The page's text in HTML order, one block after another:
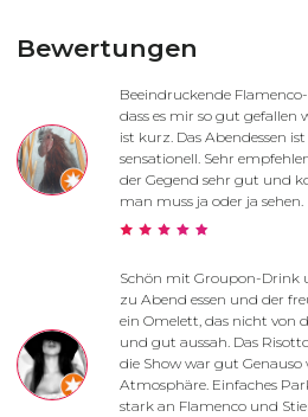
Bewertungen
Beeindruckende
dass es mir so gut gefallen
ist kurz. Das Abendessen
sensationell. Sehr
der Gegend sehr gut und
man muss ja oder ja sehen.
Schön mit Groupon-Drink
zu Abend essen und der
ein Omelett, das nicht von
und gut aussah. Das
die Show war gut
Atmosphäre. Einfaches
stark an Flamenco und